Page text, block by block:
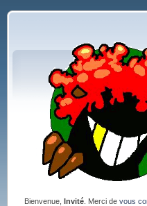
Bienvenue, Invité. Merci de vous